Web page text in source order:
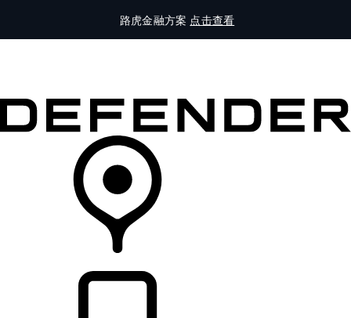
路虎金融方案 点击查看